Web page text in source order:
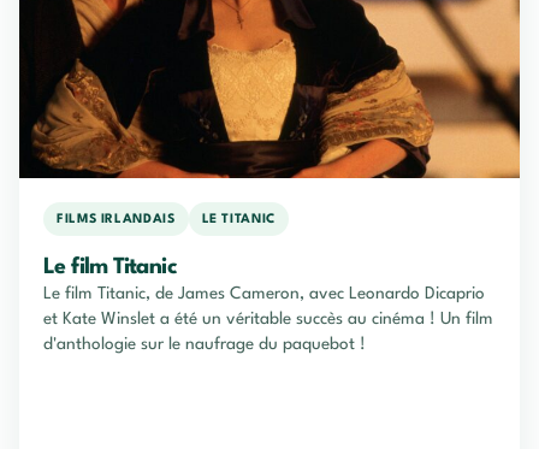
FILMS IRLANDAIS LE TITANIC
Le film Titanic
Le film Titanic, de James Cameron, avec Leonardo Dicaprio
et Kate Winslet a été un véritable succès au cinéma ! Un film
d'anthologie sur le naufrage du paquebot !